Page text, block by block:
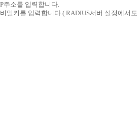
주소를 입력합니다.
밀키를 입력합니다.( RADIUS서버 설정에서